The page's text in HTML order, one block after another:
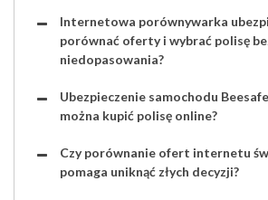
Internetowa porównywarka
porównać oferty i wybrać polisę
niedopasowania?
Ubezpieczenie samochodu
można kupić polisę online?
Czy porównanie ofert internetu
pomaga uniknąć złych decyzji?